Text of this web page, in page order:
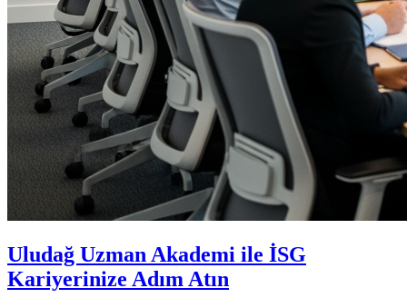
Uludağ Uzman Akademi ile İSG
Kariyerinize Adım Atın